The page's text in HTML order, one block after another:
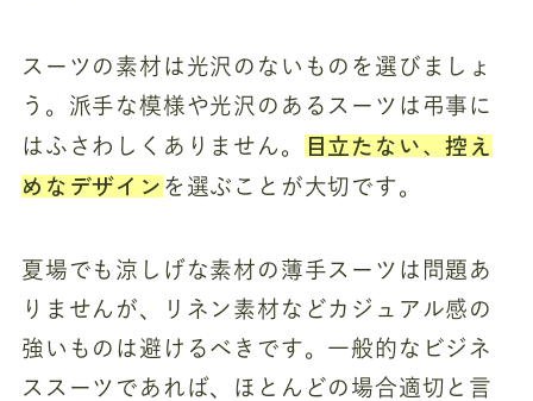
スーツの素材は光沢のないものを選びましょ
う。派手な模様や光沢のあるスーツは弔事に
はふさわしくありません。 目立たない、控え
めなデザインを選ぶことが大切です。
夏場でも涼しげな素材の薄手スーツは問題あ
りませんが、リネン素材などカジュアル感の
強いものは避けるべきです。一般的なビジネ
ススーツであれば、ほとんどの場合適切と言